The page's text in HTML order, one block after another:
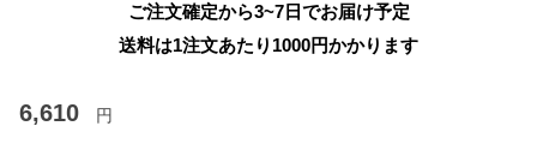
ご注文確定から3~7日でお届け予定
送料は1注文あたり 1000円かかります
6,610 円